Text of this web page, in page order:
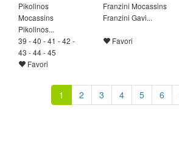
Pikolinos
Mocassins
Pikolinos...
39 - 40 - 41 - 42 -
43 - 44 - 45
Favori
Franzini Mocassins
Franzini Gavi...
Favori
1 2 3 4 5 6